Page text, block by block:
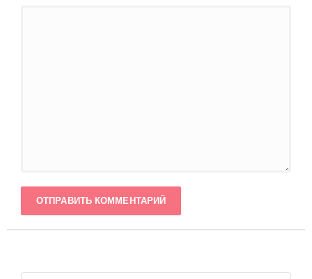
ОТПРАВИТЬ КОММЕНТАРИЙ